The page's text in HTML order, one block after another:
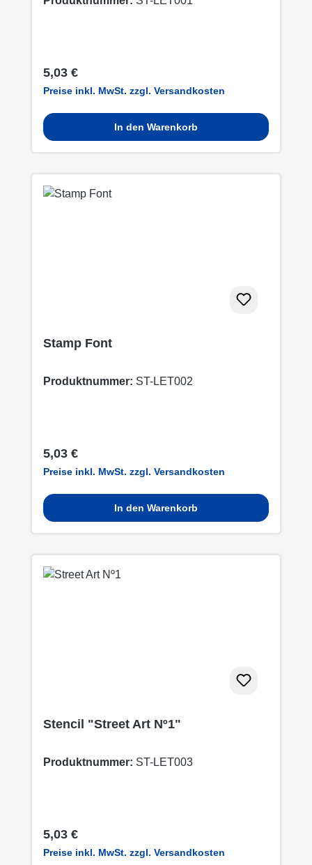
Regulärer Preis:
5,03 €
Preise inkl. MwSt. zzgl. Versandkosten
In den Warenkorb
Stamp Font
Produktnummer: ST-LET002
Regulärer Preis:
5,03 €
Preise inkl. MwSt. zzgl. Versandkosten
In den Warenkorb
Stencil "Street Art Nº1"
Produktnummer: ST-LET003
Regulärer Preis:
5,03 €
Preise inkl. MwSt. zzgl. Versandkosten